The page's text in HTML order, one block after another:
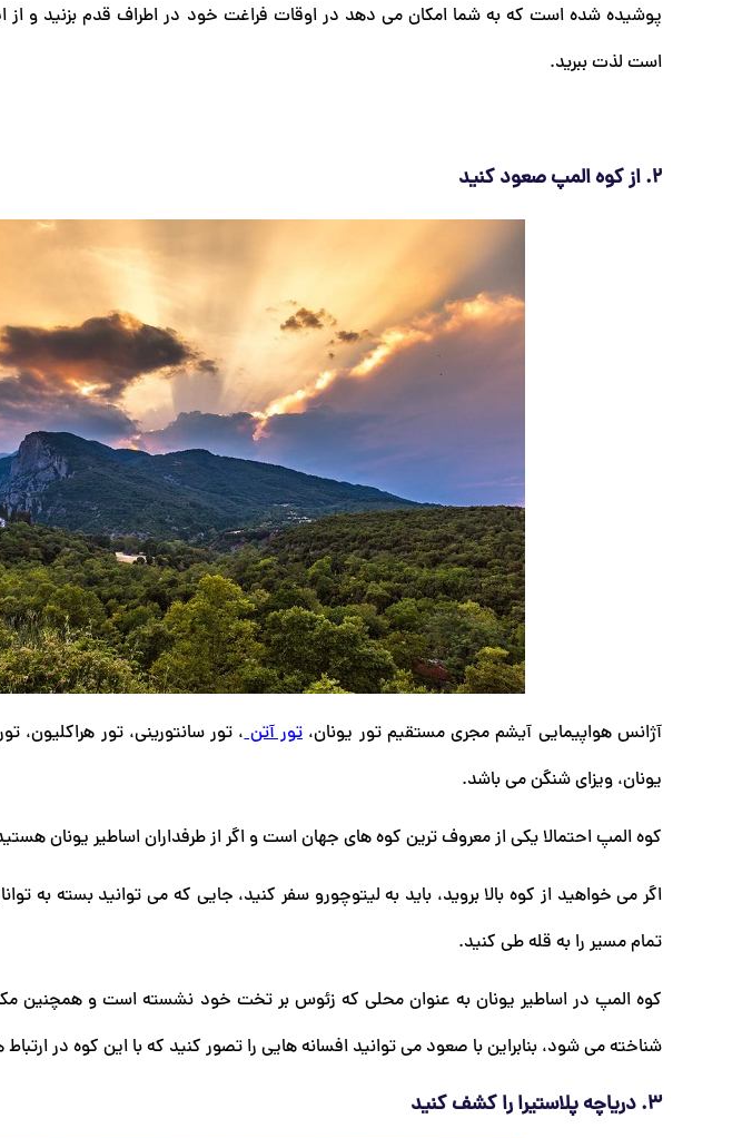
پوشیده شده است که به شما امکان می دهد در اوقات فراغت خود در اطراف قدم بزنید و از
است لذت ببرید.
2. از کوه المپ صعود کنید
آژانس هواپیمایی آیشم مجری مستقیم تور یونان، تور آتن، تور سانتورینی، تور
یونان، ویزای شنگن می باشد.
کوه المپ احتمالا یکی از معروف ترین کوه های جهان است و اگر از طرفداران اساطیر یونان
اگر می خواهید از کوه بالا بروید، باید به لیتوچورو سفر کنید، جایی که می توانید بسته به
تمام مسیر را به قله طی کنید.
کوه المپ در اساطیر یونان به عنوان محلی که زئوس بر تخت خود نشسته است و همچنین
شناخته می شود، بنابراین با صعود می توانید افسانه هایی را تصور کنید که با این کوه در
3. دریاچه پلاستیرا را کشف کنید